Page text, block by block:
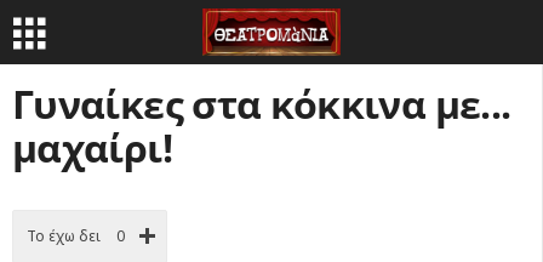
Γυναίκες στα κόκκινα με...
μαχαίρι!
Το έχω δει 0